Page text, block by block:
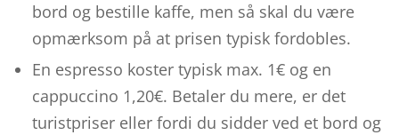
bord og bestille kaffe, men så skal du være
opmærksom på at prisen typisk fordobles.
En espresso koster typisk max. 1€ og en
cappuccino 1,20€. Betaler du mere, er det
turistpriser eller fordi du sidder ved et bord og